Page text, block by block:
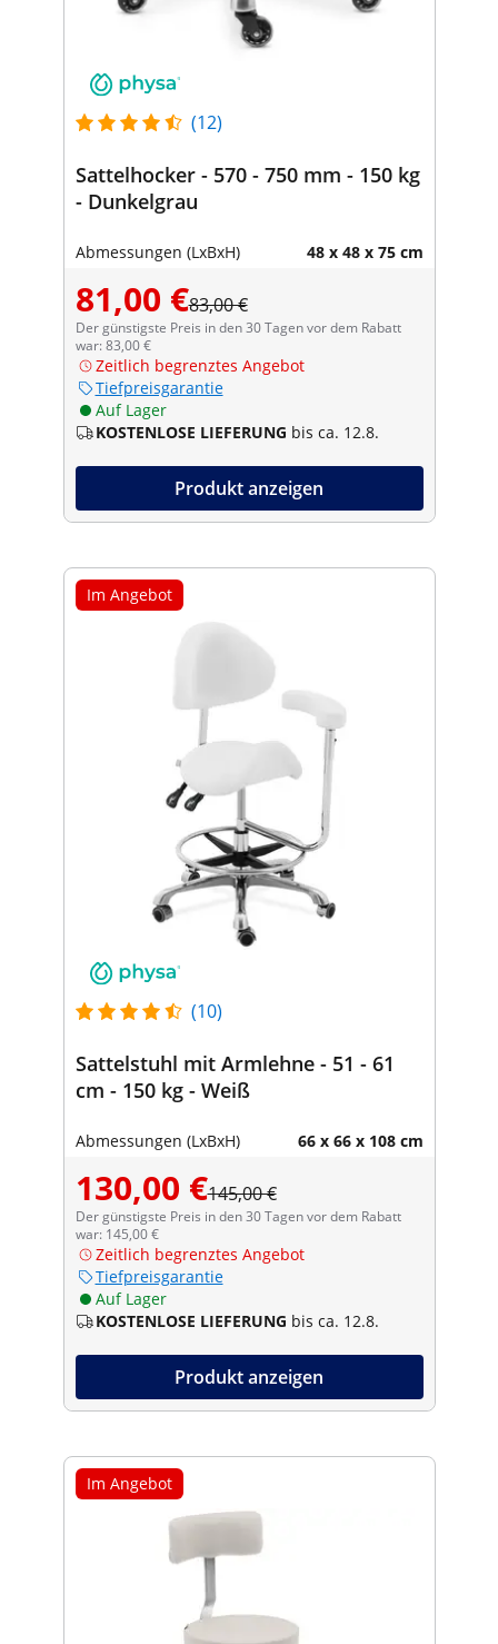
(12)
Sattelhocker - 570 - 750 mm - 150 kg
- Dunkelgrau
Abmessungen (LxBxH) 48 x 48 x 75 cm
81,00 €83,00 €
Der günstigste Preis in den 30 Tagen vor dem Rabatt
war: 83,00 €
Zeitlich begrenztes Angebot
Tiefpreisgarantie
Auf Lager
KOSTENLOSE LIEFERUNG bis ca. 12.8.
Produkt anzeigen
Im Angebot
(10)
Sattelstuhl mit Armlehne - 51 - 61
cm - 150 kg - Weiß
Abmessungen (LxBxH) 66 x 66 x 108 cm
130,00 €145,00 €
Der günstigste Preis in den 30 Tagen vor dem Rabatt
war: 145,00 €
Zeitlich begrenztes Angebot
Tiefpreisgarantie
Auf Lager
KOSTENLOSE LIEFERUNG bis ca. 12.8.
Produkt anzeigen
Im Angebot